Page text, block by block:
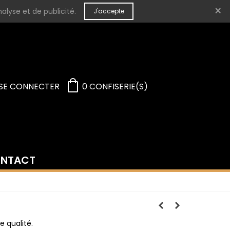
et de publicité. J'accepte ×
CONNECTER 0CONFISERIE(S)
qualité.